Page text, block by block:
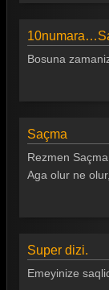
Bosuna
Saçma
Rezmen
Aga olur ne
Super dizi.
Emeyinize